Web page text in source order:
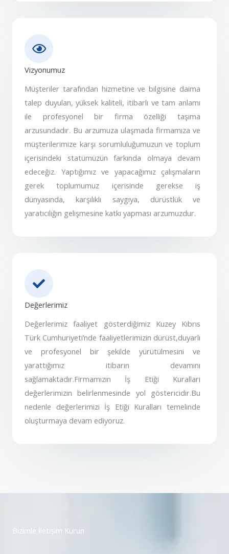
Vizyonumuz
Müşteriler tarafından hizmetine ve bilgisine daima
talep duyulan, yüksek kaliteli, itibarlı ve tam anlamı
ile profesyonel bir firma özelliği taşıma
arzusundadır. Bu arzumuza ulaşmada firmamıza ve
müşterilerimize karşı sorumluluğumuzun ve toplum
içerisindeki statümüzün farkında olmaya devam
edeceğiz. Yaptığımız ve yapacağımız çalışmaların
gerek toplumumuz içerisinde gerekse iş
dünyasında, karşılıklı saygıya, dürüstlük ve
yaratıcılığın gelişmesine katkı yapması arzumuzdur.
Değerlerimiz
Değerlerimiz faaliyet gösterdiğimiz Kuzey Kıbrıs
Türk Cumhuriyeti’nde faaliyetlerimizin dürüst,duyarlı
ve profesyonel bir şekilde yürütülmesini ve
yarattığımız itibarın devamını
sağlamaktadır.Firmamızın İş Etiği Kuralları
değerlerimizin belirlenmesinde yol göstericidir.Bu
nedenle değerlerimizi İş Etiği Kuralları temelinde
oluşturmaya devam ediyoruz.
Bizimle İletişim Kurun